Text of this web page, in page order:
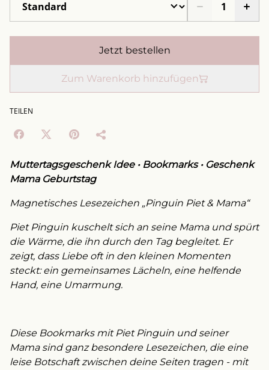
Jetzt bestellen
Zum Warenkorb hinzufügen
TEILEN
Muttertagsgeschenk Idee • Bookmarks • Geschenk
Mama Geburtstag
Magnetisches Lesezeichen „Pinguin Piet & Mama“
Piet Pinguin kuschelt sich an seine Mama und spürt
die Wärme, die ihn durch den Tag begleitet. Er
zeigt, dass Liebe oft in den kleinen Momenten
steckt: ein gemeinsames Lächeln, eine helfende
Hand, eine Umarmung.
Diese Bookmarks mit Piet Pinguin und seiner
Mama sind ganz besondere Lesezeichen, die eine
leise Botschaft zwischen deine Seiten tragen - mit